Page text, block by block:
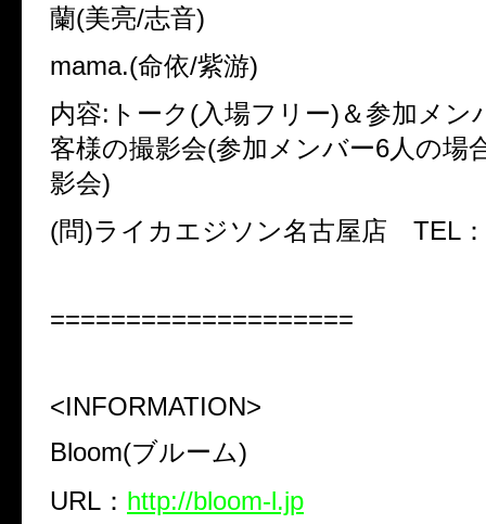
蘭(美亮/志音)
mama.(命依/紫游)
内容:トーク(入場フリー)＆参加メン
客様の撮影会(参加メンバー6人の場
影会)
(問)ライカエジソン名古屋店 TEL：
====================
<INFORMATION>
Bloom(ブルーム)
URL： http://bloom-l.jp